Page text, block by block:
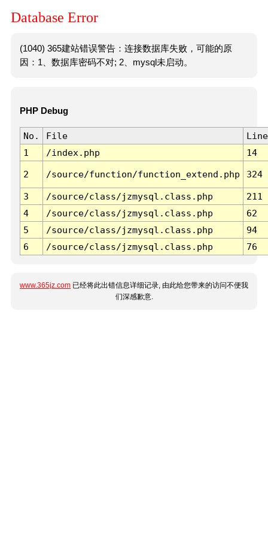
Database Error
(1040) 365建站错误警告：连接数据库失败，可能的原
因：1、数据库密码不对; 2、mysql未启动。
PHP Debug
No. File
Line
1
/index.php 14
2 /source/function/function_extend.php 324
3 /source/class/jzmysql.class.php
211
4
/source/class/jzmysql.class.php
62
5
/source/class/jzmysql.class.php
94
6
/source/class/jzmysql.class.php 76
www.365jz.com 已经将此出错信息详细记录, 由此给您带来的访问不便我
们深感歉意.